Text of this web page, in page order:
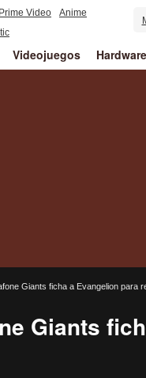
Prime Video
Anime
Videojuegos Hardware
Giants ficha a Evangelion para
Giants